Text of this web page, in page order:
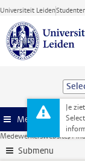
Ga direct naar de
Universiteit Leiden
Je
Menu
Medewerkerswebsite
Submenu